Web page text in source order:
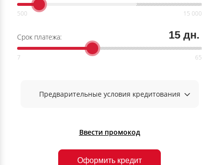
Срок платежа: 15 дн.
Предварительные условия кредитования
Ввести промокод
Оформить кредит